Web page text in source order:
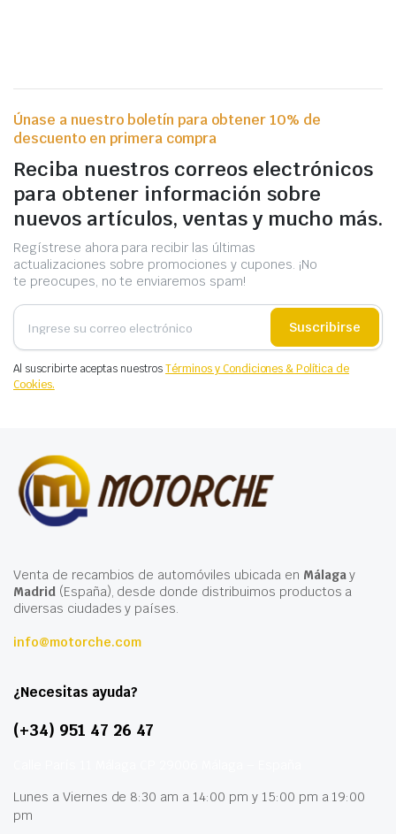
Únase a nuestro boletín para obtener 10% de
descuento en primera compra
Reciba nuestros correos electrónicos
para obtener información sobre
nuevos artículos, ventas y mucho más.
Regístrese ahora para recibir las últimas
actualizaciones sobre promociones y cupones. ¡No
te preocupes, no te enviaremos spam!
Suscribirse
Al suscribirte aceptas nuestrosTérminos y Condiciones & Política de
Cookies.
Venta de recambios de automóviles ubicada en Málagay
Madrid(España), desde donde distribuimos productos a
diversas ciudades y países.
info@motorche.com
¿Necesitas ayuda?
(+34) 951 47 26 47
Lunes a Viernes de 8:30 am a 14:00 pm y 15:00 pm a 19:00
pm